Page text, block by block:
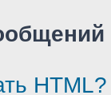
HTML?